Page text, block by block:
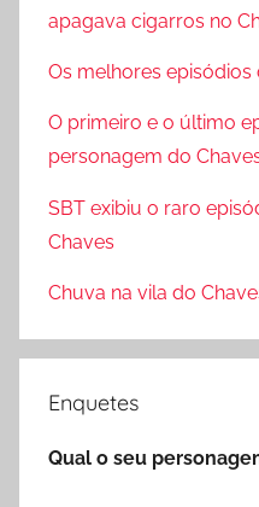
a
r
r
:
apagava cigarros no
Os melhores episódios
O primeiro e o último
personagem do
SBT exibiu o raro
Chaves
Chuva na vila do
Enquetes
Qual o seu